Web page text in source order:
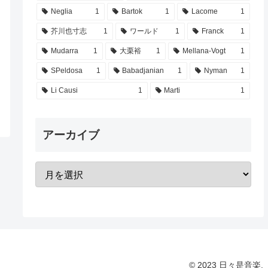
Neglia 1 Bartok 1 Lacome 1
芥川也寸志 1 ワールド 1 Franck 1
Mudarra 1 大栗裕 1 Mellana-Vogt 1
SPeldosa 1 Babadjanian 1 Nyman 1
Li Causi 1 Marti 1
アーカイブ
© 2023 日々是音楽.